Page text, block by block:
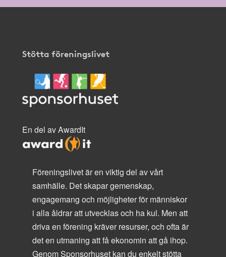
Stötta föreningslivet
En del av AwardIt
Föreningslivet är en viktig del av vårt
samhälle. Det skapar gemenskap,
engagemang och möjligheter för människor
i alla åldrar att utvecklas och ha kul. Men att
driva en förening kräver resurser, och ofta är
det en utmaning att få ekonomin att gå ihop.
Genom Sponsorhuset kan du enkelt stötta